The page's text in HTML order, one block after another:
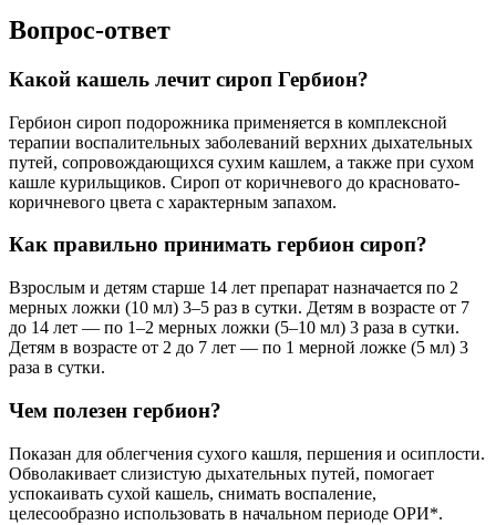
Вопрос-ответ
Какой кашель лечит сироп Гербион?
Гербион сироп подорожника применяется в комплексной
терапии воспалительных заболеваний верхних дыхательных
путей, сопровождающихся сухим кашлем, а также при сухом
кашле курильщиков. Сироп от коричневого до красновато-
коричневого цвета с характерным запахом.
Как правильно принимать гербион сироп?
Взрослым и детям старше 14 лет препарат назначается по 2
мерных ложки (10 мл) 3–5 раз в сутки. Детям в возрасте от 7
до 14 лет — по 1–2 мерных ложки (5–10 мл) 3 раза в сутки.
Детям в возрасте от 2 до 7 лет — по 1 мерной ложке (5 мл) 3
раза в сутки.
Чем полезен гербион?
Показан для облегчения сухого кашля, першения и осиплости.
Обволакивает слизистую дыхательных путей, помогает
успокаивать сухой кашель, снимать воспаление,
целесообразно использовать в начальном периоде ОРИ*.